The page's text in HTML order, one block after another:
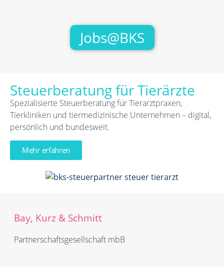
Jobs@BKS
Steuerberatung für Tierärzte
Spezialisierte Steuerberatung für Tierarztpraxen,
Tierkliniken und tiermedizinische Unternehmen – digital,
persönlich und bundesweit.
Mehr erfahren
Bay, Kurz & Schmitt
Partnerschafts­­gesellschaft mbB